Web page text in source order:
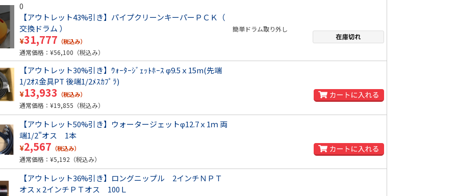
0
【アウトレット43%引き】パイプクリーンキーパーＰＣＫ（
交換ドラム ）
¥31,777 （税込み）
通常価格：¥56,100 （税込み）
簡単ドラム取り外し
【アウトレット30%引き】ｳｫｰﾀｰｼﾞｪｯﾄﾎｰｽ φ9.5ｘ15m(先端
1/2ｵｽ金具PT 後端1/2ﾒｽｶﾌﾟﾗ)
¥13,933 （税込み）
通常価格：¥19,855 （税込み）
【アウトレット50%引き】ウォータージェットφ12.7ｘ1ｍ 両
端1/2"オス 1本
¥2,567 （税込み）
通常価格：¥5,192 （税込み）
【アウトレット36%引き】ロングニップル 2インチＮＰＴ
オスｘ2インチＰＴオス 100Ｌ